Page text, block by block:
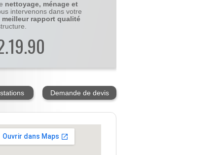
nettoyage, ménage et
intervenons dans votre
meilleur rapport qualité
Demande de devis